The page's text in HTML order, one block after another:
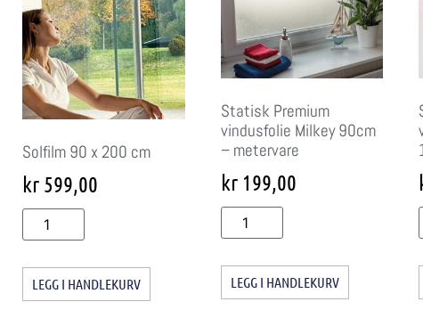
Solfilm 90 x 200 cm
kr 599,00
LEGG I HANDLEKURV
Statisk Premium
vindusfolie Milkey 90cm
– metervare
kr199,00
LEGG I HANDLEKURV